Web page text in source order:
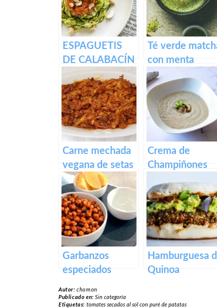
ESPAGUETIS
DE CALABACÍN
CON PESTO
ROJO
Té verde
con menta
Carne mechada
vegana de setas
boletus
Crema de
Champiñones
Garbanzos
especiados
Hamburguesa
Quinoa
Autor:chomon
Publicado en:Sin categoría
Etiquetas: tomates secados al sol con puré de patatas